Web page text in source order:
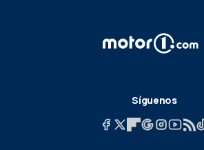
Síguenos